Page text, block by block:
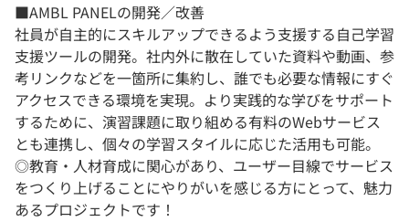
■AMBL PANELの開発／改善
社員が自主的にスキルアップできるよう支援する自己学習
支援ツールの開発。社内外に散在していた資料や動画、参
考リンクなどを一箇所に集約し、誰でも必要な情報にすぐ
アクセスできる環境を実現。より実践的な学びをサポート
するために、演習課題に取り組める有料のWebサービス
とも連携し、個々の学習スタイルに応じた活用も可能。
◎教育・人材育成に関心があり、ユーザー目線でサービス
をつくり上げることにやりがいを感じる方にとって、魅力
あるプロジェクトです！